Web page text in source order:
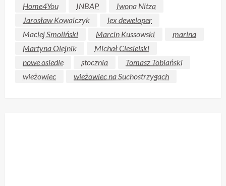
Home4You
INBAP
Iwona Nitza
Jarosław Kowalczyk
lex deweloper
Maciej Smoliński
Marcin Kussowski
marina
Martyna Olejnik
Michał Ciesielski
nowe osiedle
stocznia
Tomasz Tobiański
wieżowiec
wieżowiec na Suchostrzygach